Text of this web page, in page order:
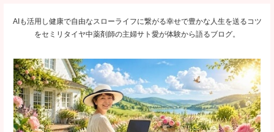
AIも活用し健康で自由なスローライフに繋がる幸せで豊かな人生を送るコツ
をセミリタイヤ中薬剤師の主婦サト愛が体験から語るブログ。